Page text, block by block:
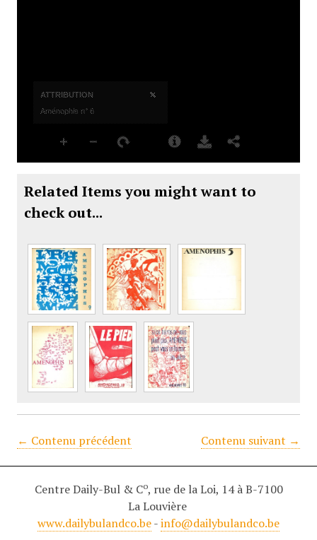
Related Items you might want to
check out...
← Contenu précédent Contenu suivant →
Centre Daily-Bul & Co, rue de la Loi, 14 à B-7100
La Louvière
www.dailybulandco.be-info@dailybulandco.be